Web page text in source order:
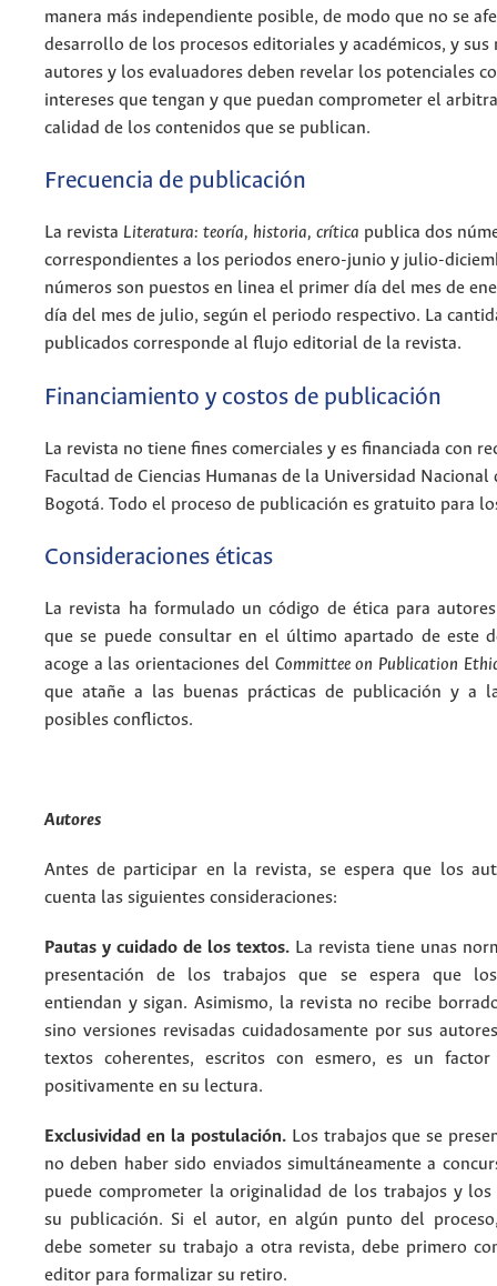
manera más independiente posible, de modo que no se
desarrollo de los procesos editoriales y académicos, y sus
autores y los evaluadores deben revelar los potenciales
intereses que tengan y que puedan comprometer el
calidad de los contenidos que se publican.
Frecuencia de publicación
La revista Literatura: teoría, historia, crítica publica dos
correspondientes a los periodos enero-junio y julio-
números son puestos en linea el primer día del mes de
día del mes de julio, según el periodo respectivo. La
publicados corresponde al flujo editorial de la revista.
Financiamiento y costos de publicación
La revista no tiene fines comerciales y es financiada con
Facultad de Ciencias Humanas de la Universidad Nacional
Bogotá. Todo el proceso de publicación es gratuito para
Consideraciones éticas
La revista ha formulado un código de ética para
que se puede consultar en el último apartado de este
acoge a las orientaciones del Committee on Publication
que atañe a las buenas prácticas de publicación y a
posibles conflictos.
Autores
Antes de participar en la revista, se espera que los
cuenta las siguientes consideraciones:
Pautas y cuidado de los textos. La revista tiene unas
presentación de los trabajos que se espera que
entiendan y sigan. Asimismo, la revista no recibe
sino versiones revisadas cuidadosamente por sus
textos coherentes, escritos con esmero, es un
positivamente en su lectura.
Exclusividad en la postulación.Los trabajos que se
no deben haber sido enviados simultáneamente a
puede comprometer la originalidad de los trabajos y los
su publicación. Si el autor, en algún punto del
debe someter su trabajo a otra revista, debe primero
editor para formalizar su retiro.